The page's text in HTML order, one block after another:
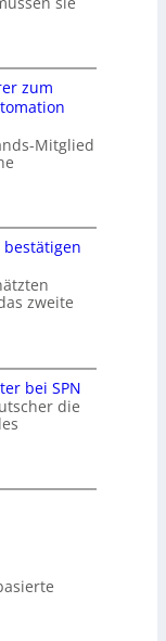
zum
Mitglied
bestätigen
zweite
bei SPN
die